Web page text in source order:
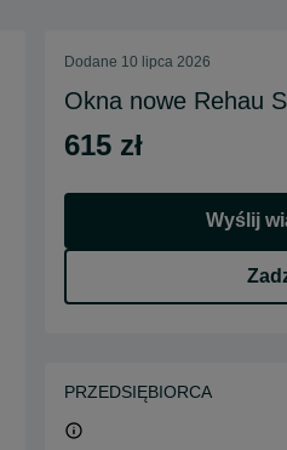
Dodane 10 lipca 2026
Okna nowe Rehau
615 zł
Wyślij
PRZEDSIĘBIORCA